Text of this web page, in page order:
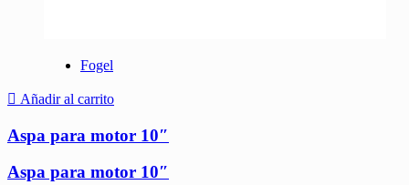
Fogel
Añadir al carrito
Aspa para motor 10″
Aspa para motor 10″